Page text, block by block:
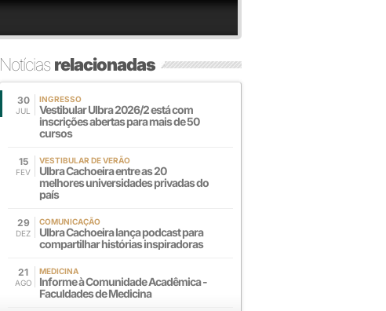
Notíciasrelacionadas
30
JUL
INGRESSO
Vestibular Ulbra 2026/2 está com
inscrições abertas para mais de 50
cursos
15
FEV
VESTIBULAR DE VERÃO
Ulbra Cachoeira entre as 20
melhores universidades privadas do
país
29
DEZ
COMUNICAÇÃO
Ulbra Cachoeira lança podcast para
compartilhar histórias inspiradoras
21
AGO
MEDICINA
Informe à Comunidade Acadêmica -
Faculdades de Medicina